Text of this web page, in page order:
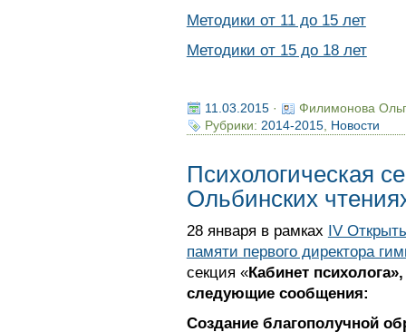
Методики от 11 до 15 лет
Методики от 15 до 18 лет
11.03.2015·
Филимонова
Рубрики: 2014-2015, Новости
Психологическая
Ольбинских
28 января в рамках IV
памяти первого директора
секция «Кабинет
следующие сообщения:
Создание благополучной